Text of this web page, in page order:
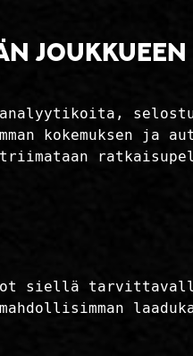
joukkueen
analyytikoita,
kokemuksen ja
striimataan
siellä